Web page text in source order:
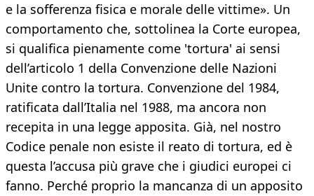
e la sofferenza fisica e morale delle vittime». Un
comportamento che, sottolinea la Corte europea,
si qualifica pienamente come 'tortura' ai sensi
dell’articolo 1 della Convenzione delle Nazioni
Unite contro la tortura. Convenzione del 1984,
ratificata dall’Italia nel 1988, ma ancora non
recepita in una legge apposita. Già, nel nostro
Codice penale non esiste il reato di tortura, ed è
questa l’accusa più grave che i giudici europei ci
fanno. Perché proprio la mancanza di un apposito